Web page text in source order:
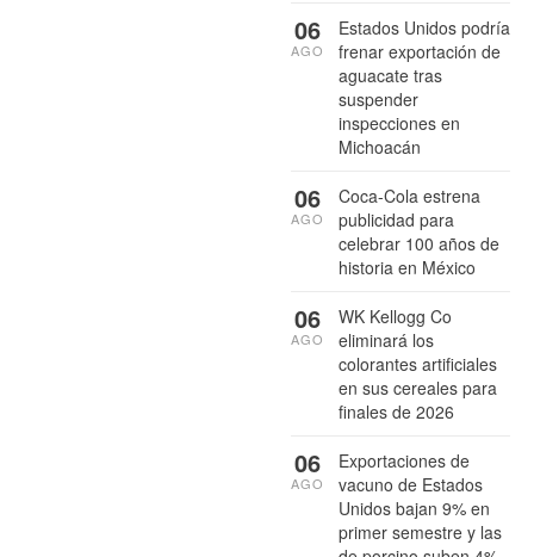
Estados Unidos podría
frenar exportación de
aguacate tras
suspender
inspecciones en
Michoacán
06
AGO
Coca-Cola estrena
publicidad para
celebrar 100 años de
historia en México
06
AGO
WK Kellogg Co
eliminará los
colorantes artificiales
en sus cereales para
finales de 2026
06
AGO
Exportaciones de
vacuno de Estados
Unidos bajan 9% en
primer semestre y las
06
AGO